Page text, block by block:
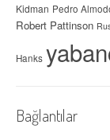
Kidman Pedro
Robert Pattinson
Hanks
Bağlantılar